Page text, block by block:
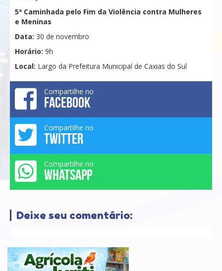
5ª Caminhada pelo Fim da Violência contra Mulheres
e Meninas
Data: 30 de novembro
Horário: 9h
Local: Largo da Prefeitura Municipal de Caxias do Sul
Compartilhe no
FACEBOOK
Compartilhe no
TWITTER
Compartilhe no
WHATSAPP
Deixe seu comentário: